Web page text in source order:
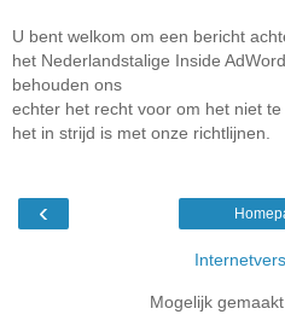
U bent welkom om een bericht
het Nederlandstalige Inside
behouden ons
echter het recht voor om het niet
het in strijd is met onze richtlijnen.
‹
Mogelijk